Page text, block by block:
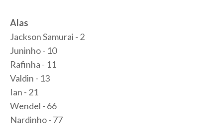
Alas
Jackson Samurai - 2
Juninho - 10
Rafinha - 11
Valdin - 13
Ian - 21
Wendel - 66
Nardinho - 77